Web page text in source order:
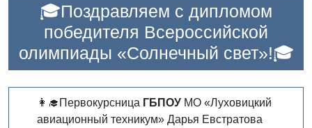
🎓Поздравляем с дипломом
победителя Всероссийской
олимпиады «Солнечный свет»!🎓
👩‍🎓Первокурсница ГБПОУ МО «Луховицкий
авиационный техникум» Дарья Евстратова